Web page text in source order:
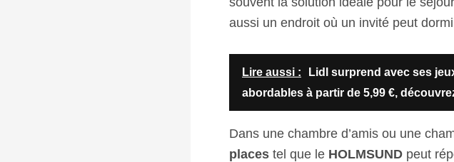
aussi un endroit où un invité peut
Lire aussi :
Lidl surprend avec ses
abordables à partir de 5,99 €,
Dans une chambre d’amis ou une
places tel que le HOLMSUND peut